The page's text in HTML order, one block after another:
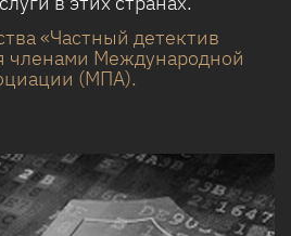
«Частный детектив
членами Международной
(МПА).